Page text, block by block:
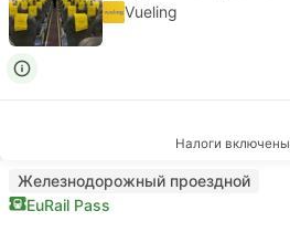
Vueling
Налоги включены
Железнодорожный проездной
EuRail Pass